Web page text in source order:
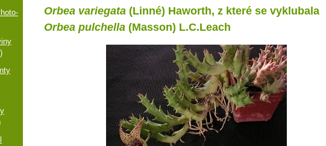
Orbea variegata (Linné) Haworth, z které se vyklubala
Orbea pulchella (Masson) L.C.Leach